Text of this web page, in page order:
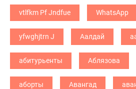
vtlfkm Pf Jndfue WhatsApp
yfwghjtrn J Аалдай
абитурьенты Аблязова
аборты Авангад